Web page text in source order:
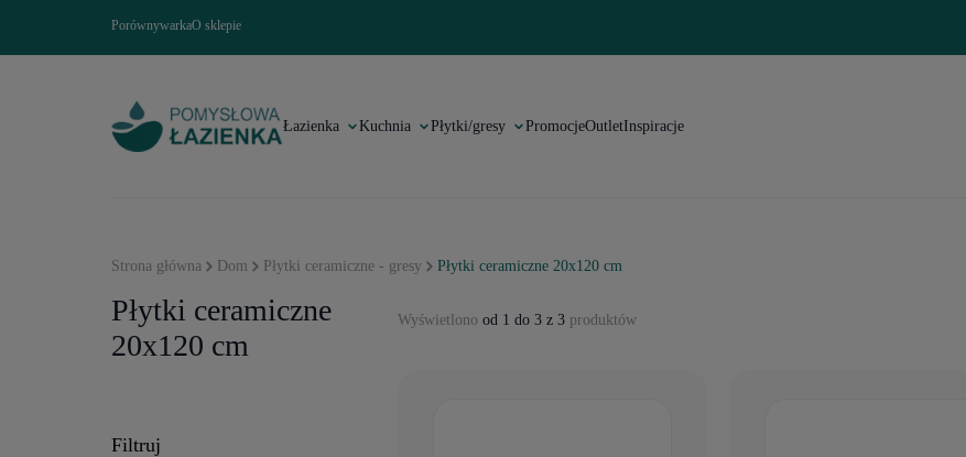
PorównywarkaO sklepie
Łazienka Kuchnia Płytki/gresy PromocjeOutletInspiracje
Strona główna Dom Płytki ceramiczne - gresy Płytki ceramiczne 20x120 cm
Płytki ceramiczne
20x120 cm
Filtruj
Wyświetlono od 1 do 3 z 3 produktów